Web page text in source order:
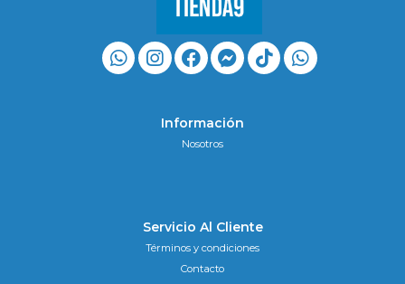
Información
Nosotros
Servicio Al Cliente
Términos y condiciones
Contacto